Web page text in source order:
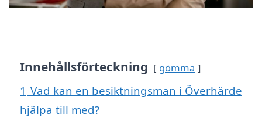
Innehållsförteckning gömma
1 Vad kan en besiktningsman i Överhärde
hjälpa till med?